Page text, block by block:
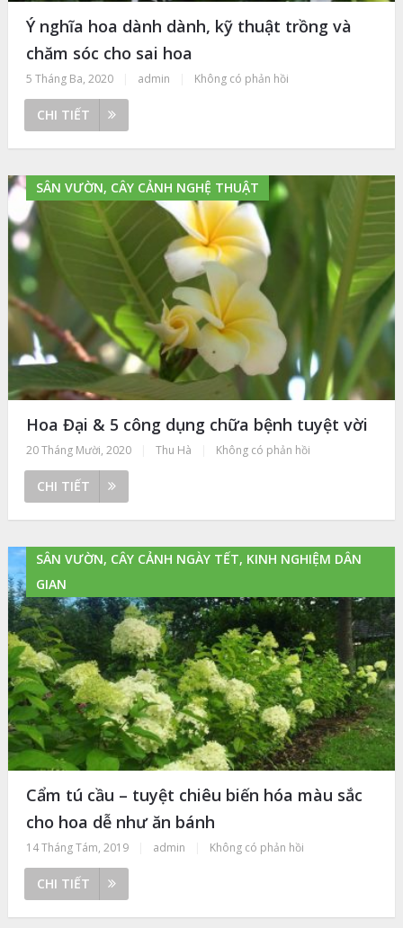
Ý nghĩa hoa dành dành, kỹ thuật trồng và
chăm sóc cho sai hoa
5 Tháng Ba, 2020 admin Không có phản hồi
CHI TIẾT
SÂN VƯỜN, CÂY CẢNH NGHỆ THUẬT
Hoa Đại & 5 công dụng chữa bệnh tuyệt vời
20 Tháng Mười, 2020 Thu Hà Không có phản hồi
CHI TIẾT
SÂN VƯỜN, CÂY CẢNH NGÀY TẾT, KINH NGHIỆM DÂN
GIAN
Cẩm tú cầu – tuyệt chiêu biến hóa màu sắc
cho hoa dễ như ăn bánh
14 Tháng Tám, 2019 admin Không có phản hồi
CHI TIẾT